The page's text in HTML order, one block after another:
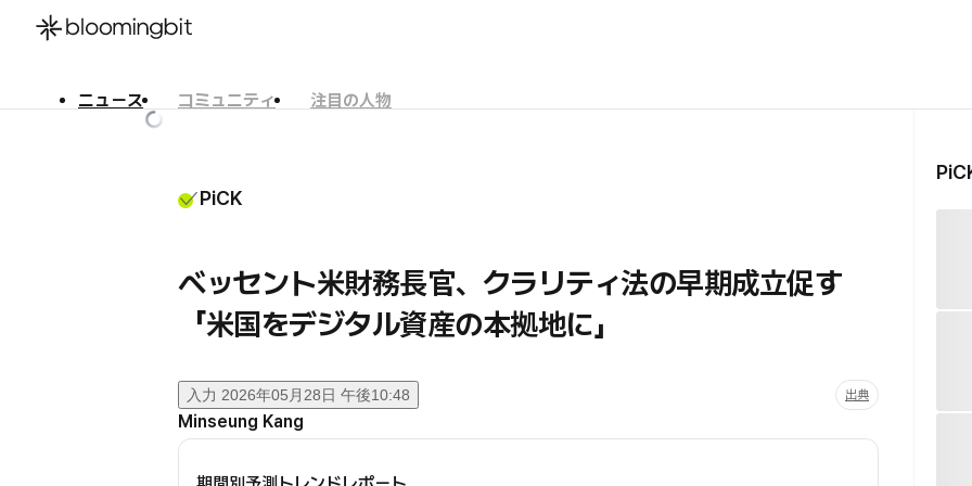
ニュース コミュニティ
注目の人物
PiCK
ベッセント米財務長官、クラリティ法の早期成立促す
「米国をデジタル資産の本拠地に」
入力 2026年05月28日 午後10:48 出典
Minseung Kang